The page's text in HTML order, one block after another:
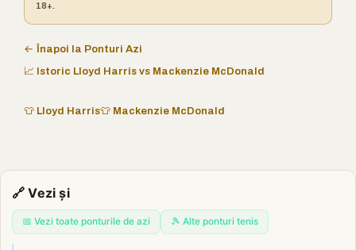
18+.
← Înapoi la Ponturi Azi
📈 Istoric Lloyd Harris vs Mackenzie McDonald
👕 Lloyd Harris👕 Mackenzie McDonald
🔗 Vezi și
📅 Vezi toate ponturile de azi 🎾 Alte ponturi tenis